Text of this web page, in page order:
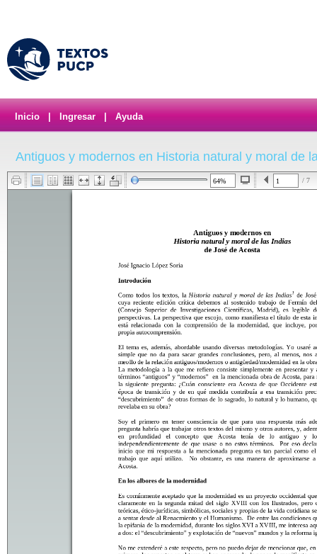
Inicio Ingresar Ayuda
Antiguos y modernos en Historia natural y moral de
/ 7